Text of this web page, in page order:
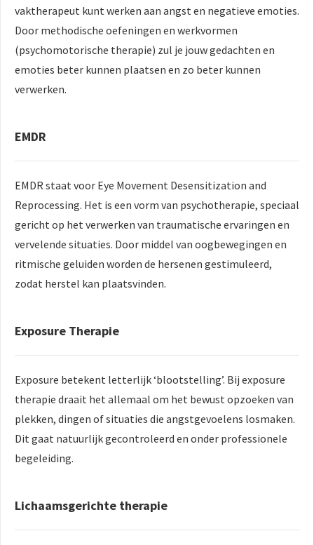
vaktherapeut kunt werken aan angst en negatieve emoties.
Door methodische oefeningen en werkvormen
(psychomotorische therapie) zul je jouw gedachten en
emoties beter kunnen plaatsen en zo beter kunnen
verwerken.
EMDR
EMDR staat voor Eye Movement Desensitization and
Reprocessing. Het is een vorm van psychotherapie, speciaal
gericht op het verwerken van traumatische ervaringen en
vervelende situaties. Door middel van oogbewegingen en
ritmische geluiden worden de hersenen gestimuleerd,
zodat herstel kan plaatsvinden.
Exposure Therapie
Exposure betekent letterlijk ‘blootstelling’. Bij exposure
therapie draait het allemaal om het bewust opzoeken van
plekken, dingen of situaties die angstgevoelens losmaken.
Dit gaat natuurlijk gecontroleerd en onder professionele
begeleiding.
Lichaamsgerichte therapie